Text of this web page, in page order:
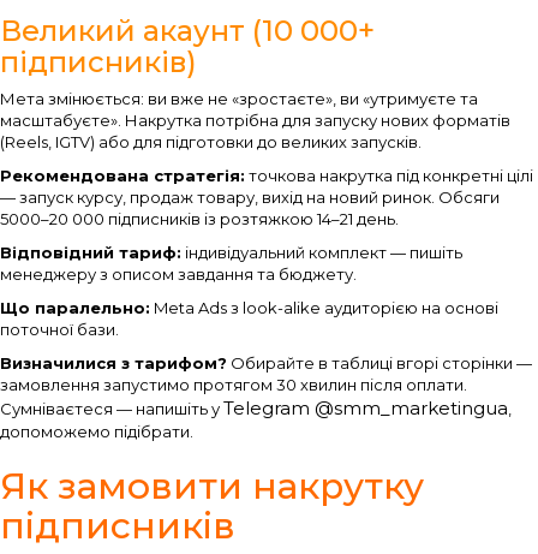
Великий акаунт (10 000+
підписників)
Мета змінюється: ви вже не «зростаєте», ви «утримуєте та
масштабуєте». Накрутка потрібна для запуску нових форматів
(Reels, IGTV) або для підготовки до великих запусків.
Рекомендована стратегія: точкова накрутка під конкретні цілі
— запуск курсу, продаж товару, вихід на новий ринок. Обсяги
5000–20 000 підписників із розтяжкою 14–21 день.
Відповідний тариф: індивідуальний комплект — пишіть
менеджеру з описом завдання та бюджету.
Що паралельно: Meta Ads з look-alike аудиторією на основі
поточної бази.
Визначилися з тарифом? Обирайте в таблиці вгорі сторінки —
замовлення запустимо протягом 30 хвилин після оплати.
Сумніваєтеся — напишіть уTelegram @smm_marketingua
допоможемо підібрати.
Як замовити накрутку
підписників